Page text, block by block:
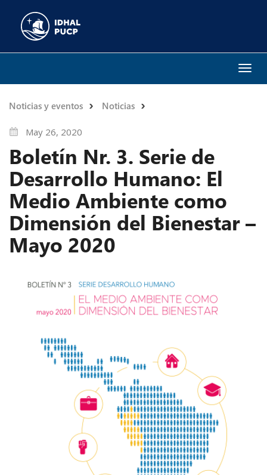
Noticias y eventos Noticias
May 26, 2020
Boletín Nr. 3. Serie de
Desarrollo Humano: El
Medio Ambiente como
Dimensión del Bienestar –
Mayo 2020